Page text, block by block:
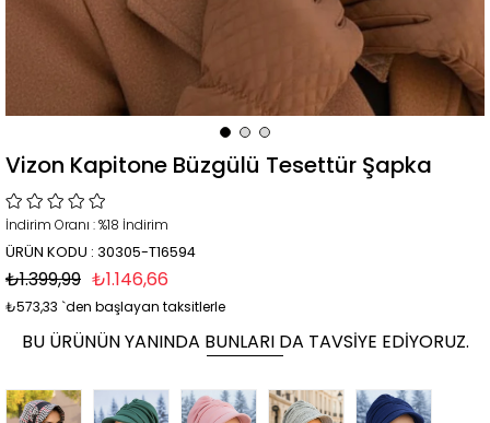
Vizon Kapitone Büzgülü Tesettür Şapka
İndirim Oranı :%18 İndirim
ÜRÜN KODU : 30305-T16594
₺1.399,99 ₺1.146,66
₺573,33 `den başlayan taksitlerle
BU ÜRÜNÜN YANINDA BUNLARI DA TAVSIYE EDIYORUZ.